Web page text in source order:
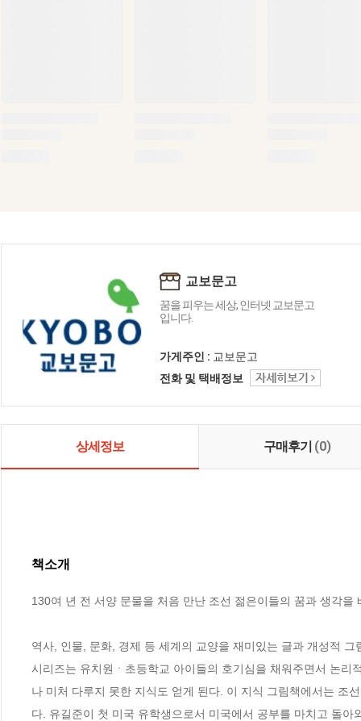
교보문고
꿈을 피우는 세상, 인터넷 교보문고
입니다.
가게주인 : 교보문고
전화 및 택배정보
상세정보 구매후기 (0)
책소개
130여 년 전 서양 문물을 처음 만난 조선 젊은이들의 꿈과 생각을
역사, 인물, 문화, 경제 등 세계의 교양을 재미있는 글과 개성적
시리즈는 유치원ㆍ초등학교 아이들의 호기심을 채워주면서 논
나 미처 다루지 못한 지식도 얻게 된다. 이 지식 그림책에서는 조
다. 유길준이 첫 미국 유학생으로서 미국에서 공부를 마치고 돌